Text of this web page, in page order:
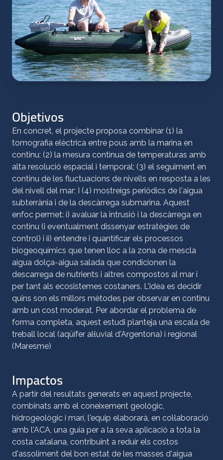
Objetivos
En concret, el projecte proposa combinar (1) la
tomografia elèctrica entre pous amb la marina en
continu; (2) la mesura continua de temperaturas amb
alta resolució espacial i temporal; (3) el seguiment en
continu de les fluctuacions de nivells en resposta a les
del nivell del mar; I (4) mostreigs periòdics de l'aigua
subterrània i de la descàrrega submarina. Aquest
enfoc permet: i) avaluar la intrusió i la descàrrega en
continu (i eventualment dissenyar estratègies de
control) i ii) entendre i quantificar els processos
biogeoquímics que tenen lloc a la zona de mescla
aigua dolça-aigua salada que condicionen la
descarrega de nutrients i altres compostos al mar i
per tant als ecosistemes costaners. L'idea es decidir
quins son els millors mètodes per observar en continu
amb un cost moderat. Per abordar el problema de
forma completa, aquest estudi planteja una escala de
treball local (aqüífer al·luvial d'Argentona) i regional
(Maresme)
Impactos
A partir del resultats generats en aquest projecte,
combinats amb el coneixement geològic,
hidrogeològic i marí, l'equip elaborarà, en col·laboració
amb l'ACA, una guia per a la seva aplicació a tota la
costa catalana, contribuint a reduir els costos
d'assoliment del bon estat de les masses d'aigua